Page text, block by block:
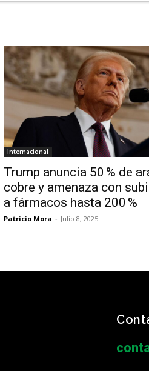
Internacional
Trump anuncia 50 % de
cobre y amenaza con
a fármacos hasta 200 %
Patricio Mora - Julio 8, 2025